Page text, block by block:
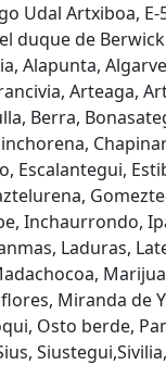
Udal Artxiboa, E-
duque de
Alapunta,
Arteaga,
Berra,
Escalantegui,
Inchaurrondo,
Laduras,
Miranda de
Osto berde,